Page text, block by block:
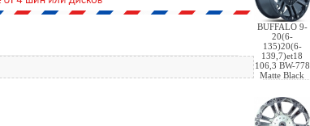
BUFFALO 9-
20(6-
135)20(6-
139,7)et18
106,3 BW-778
Matte Black